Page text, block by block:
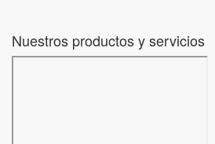
Nuestros productos y servicios